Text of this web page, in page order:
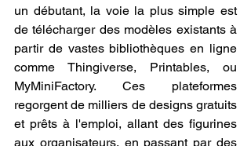
un débutant, la voie la plus simple est
de télécharger des modèles existants à
partir de vastes bibliothèques en ligne
comme Thingiverse, Printables, ou
MyMiniFactory. Ces plateformes
regorgent de milliers de designs gratuits
et prêts à l'emploi, allant des figurines
aux organisateurs, en passant par des